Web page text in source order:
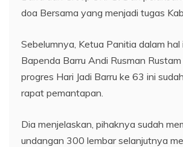
doa Bersama yang menjadi tugas
Sebelumnya, Ketua Panitia dalam hal
Bapenda Barru Andi Rusman
progres Hari Jadi Barru ke 63 ini
rapat pemantapan.
Dia menjelaskan, pihaknya sudah
undangan 300 lembar selanjutnya